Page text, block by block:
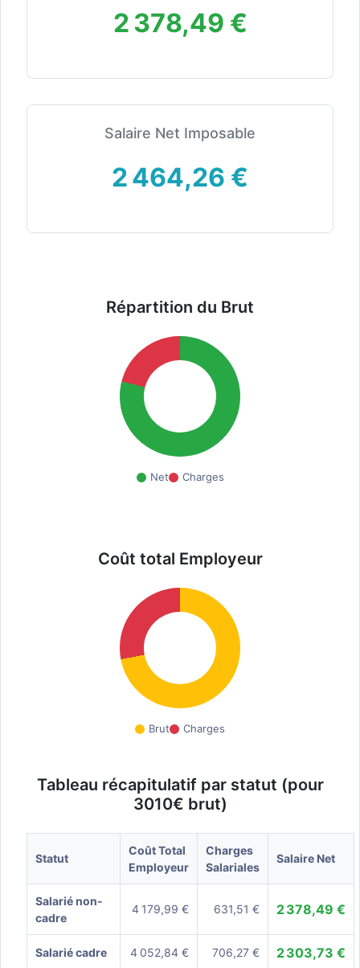
2 378,49 €
Salaire Net Imposable
2 464,26 €
Répartition du Brut
Net Charges
Coût total Employeur
Brut Charges
Tableau récapitulatif par statut (pour
3010€ brut)
Statut
Coût Total
Employeur
Charges
Salariales
Salaire Net
Salarié non-
cadre
4 179,99 € 631,51 € 2 378,49 €
Salarié cadre 4 052,84 € 706,27 € 2 303,73 €